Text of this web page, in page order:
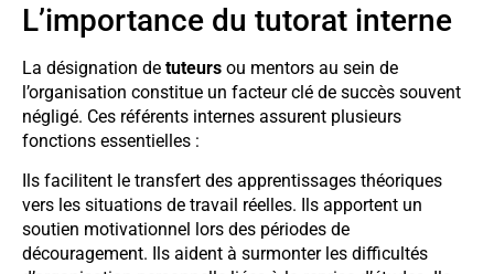
L’importance du tutorat interne
La désignation de tuteurs ou mentors au sein de
l’organisation constitue un facteur clé de succès souvent
négligé. Ces référents internes assurent plusieurs
fonctions essentielles :
Ils facilitent le transfert des apprentissages théoriques
vers les situations de travail réelles. Ils apportent un
soutien motivationnel lors des périodes de
découragement. Ils aident à surmonter les difficultés